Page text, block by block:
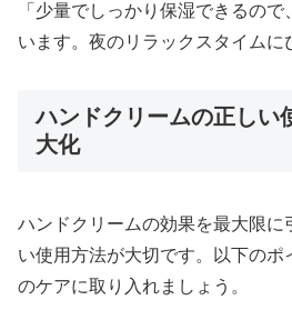
「少量でしっかり保湿できるの
います。夜のリラックスタイムに
ハンドクリームの正しい
大化
ハンドクリームの効果を最大限に
い使用方法が大切です。以下のポ
のケアに取り入れましょう。